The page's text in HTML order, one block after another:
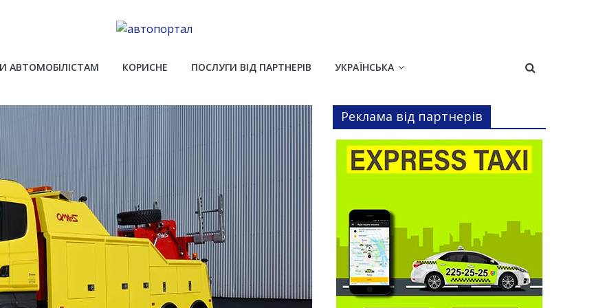
АВТОМОБІЛІСТАМ КОРИСНЕ ПОСЛУГИ ВІД ПАРТНЕРІВ УКРАЇНСЬКА
Реклама від партнерів